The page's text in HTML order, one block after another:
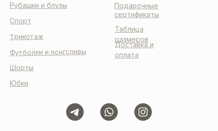
Таблица
размеров
Доставка и
оплата
Подарочные
сертификаты
Шорты
Спорт
Рубашки и блузы
Трикотаж
Футболки и лонгсливы
Юбки